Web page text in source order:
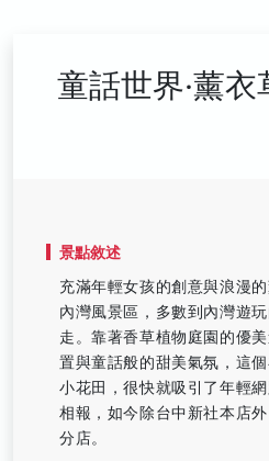
童話世界‧薰衣
景點敘述
充滿年輕女孩的創意與浪漫
內灣風景區，多數到內灣遊
走。靠著香草植物庭園的優
置與童話般的甜美氣氛，這
小花田，很快就吸引了年輕
相報，如今除台中新社本店
分店。